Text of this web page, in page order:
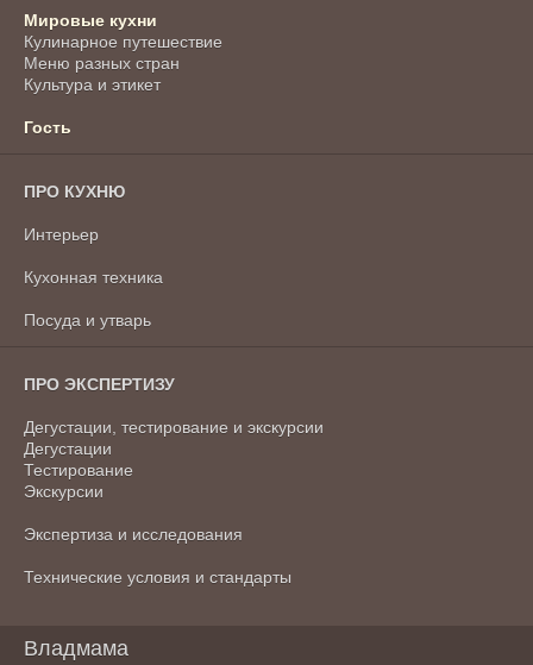
Мировые кухни
Кулинарное путешествие
Меню разных стран
Культура и этикет
Гость
ПРО КУХНЮ
Интерьер
Кухонная техника
Посуда и утварь
ПРО ЭКСПЕРТИЗУ
Дегустации, тестирование и экскурсии
Дегустации
Тестирование
Экскурсии
Экспертиза и исследования
Технические условия и стандарты
Владмама